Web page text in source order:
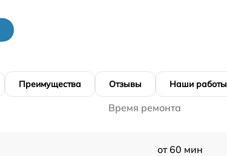
Преимущества Отзывы Наши работы
Время ремонта
от 60 мин